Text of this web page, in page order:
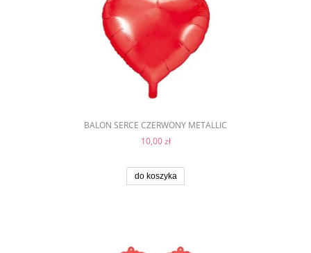
BALON SERCE CZERWONY METALLIC
10,00 zł
do koszyka